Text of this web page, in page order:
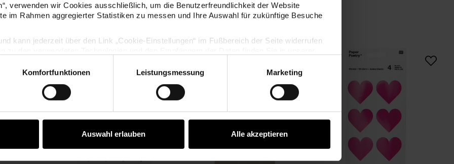
verwenden wir Cookies ausschließlich, um die Benutzerfreundlichkeit der Website
im Rahmen aggregierter Statistiken zu messen und Ihre Auswahl für zukünftige Besuche
kann jederzeit über den Link „Cookie-Einstellungen“ im Fußbereich der Seite widerrufen
Vertrag widerrufen
Komfortfunktionen Leistungsmessung Marketing
Auswahl erlauben Alle akzeptieren
KAUFEMPFEHLUNG
Paper Poetry Sticker Herzen mehrfarbig 4 Bogen
Paper Poetry